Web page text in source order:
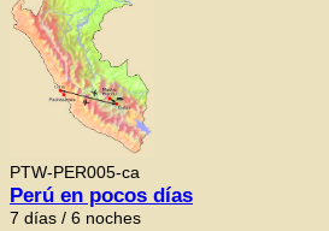
PTW-PER005-ca
Perú en pocos días
7 días / 6 noches